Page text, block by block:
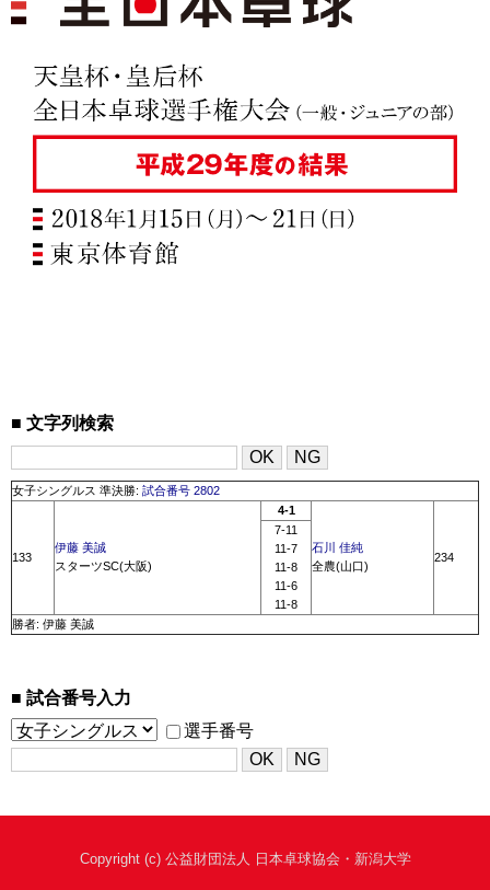
文字列検索
女子シングルス 準決勝: 試合番号 2802
133
伊藤 美誠
スターツSC(大阪)
4-1
石川 佳純
全農(山口)
234
7-11
11-7
11-8
11-6
11-8
勝者: 伊藤 美誠
試合番号入力
選手番号
Copyright (c) 公益財団法人 日本卓球協会・新潟大学